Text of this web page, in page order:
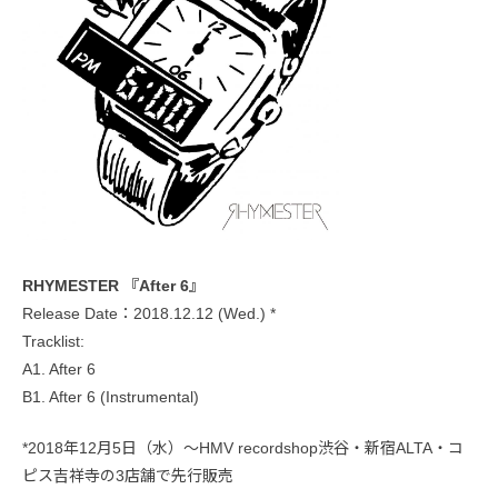
RHYMESTER 『After 6』
Release Date：2018.12.12 (Wed.) *
Tracklist:
A1. After 6
B1. After 6 (Instrumental)
*2018年12月5日（水）〜HMV recordshop渋谷・新宿ALTA・コ
ピス吉祥寺の3店舗で先行販売